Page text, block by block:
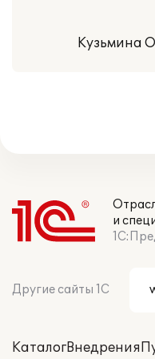
Кузьмина
и
Другие сайты 1С
КаталогВнедрения